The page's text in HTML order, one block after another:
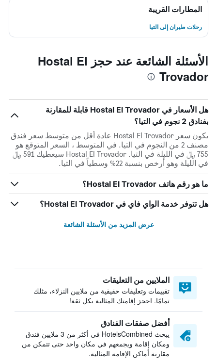
المطارات القريبة
رحلات طيران إلى التيا
الأسئلة الشائعة عند حجز Hostal El
Trovador
هل الأسعار في Hostal El Trovador قابلة للمقارنة
بفنادق 2 نجوم في التيا؟
يكون سعر Hostal El Trovador عادة أقل من متوسط ​​سعر فندق
مصنف 2 من النجوم في التيا. في المتوسط ، السعر المتوقع هو
755 ﷼ في الليلة في التيا. Hostal El Trovador سيعطيك 591 ﷼
في الليلة وهو أرخص بنسبة 22% وسطياً في التيا.
ما هو رقم هاتف Hostal El Trovador؟
هل تتوفر خدمة الواي فاي في Hostal El Trovador؟
عرض المزيد من الأسئلة الشائعة
الملايين من التعليقات
تقييمات وتعليقات حقيقية من ملايين النزلاء، مثلك
تمامًا. احجز إقامتك المثالية بكل ثقة!
أفضل صفقات الفنادق
يبحث HotelsCombined في أكثر من 3 ملايين فندق
ومكان إقامة ويجمعهم في مكان واحد حتى تتمكن من
مقارنة أماكن الإقامة المثالية.